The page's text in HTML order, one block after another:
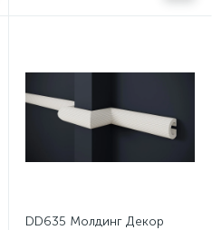
DD635 Молдинг Декор